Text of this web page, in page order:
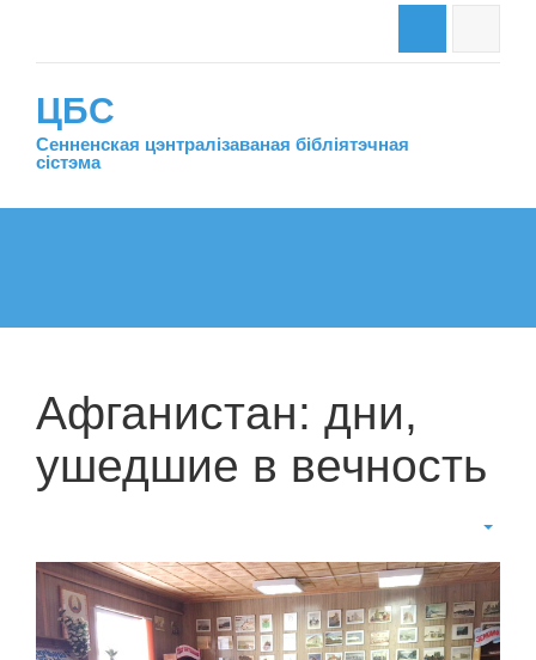
ЦБС
Сенненская цэнтралiзаваная бiблiятэчная
сiстэма
Афганистан: дни,
ушедшие в вечность